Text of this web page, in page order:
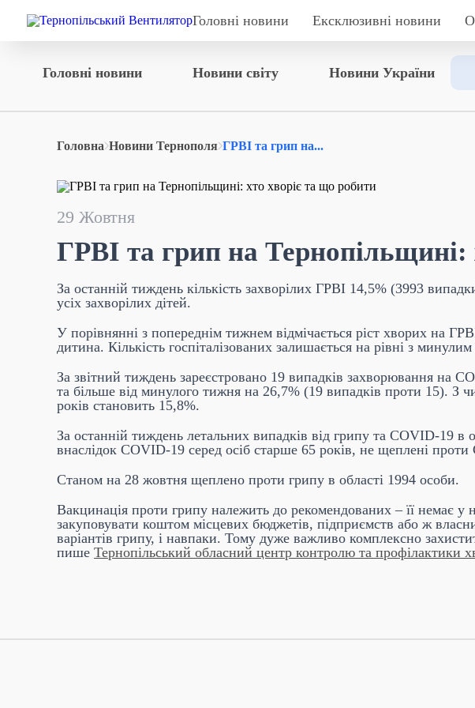
Головні новини Ексклюзивні новини
Головні новини Новини світу Новини України
Головна Новини Тернополя ГРВІ та грип на...
29 Жовтня
ГРВІ та грип на Тернопільщині:
За останній тиждень кількість захворілих ГРВІ 14,5% (3993
усіх захворілих дітей.
У порівнянні з попереднім тижнем відмічається ріст хворих на
дитина. Кількість госпіталізованих залишається на рівні з
За звітний тиждень зареєстровано 19 випадків захворювання на
та більше від минулого тижня на 26,7% (19 випадків проти 15). З
років становить 15,8%.
За останній тиждень летальних випадків від грипу та COVID-19 в
внаслідок COVID-19 серед осіб старше 65 років, не щеплені
Станом на 28 жовтня щеплено проти грипу в області 1994 особи.
Вакцинація проти грипу належить до рекомендованих – її немає
закуповувати коштом місцевих бюджетів, підприємств або ж
варіантів грипу, і навпаки. Тому дуже важливо комплексно
пише Тернопільський обласний центр контролю та профілактики